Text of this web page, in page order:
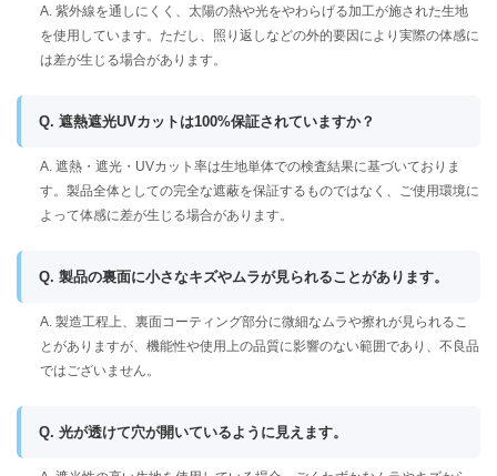
A. 紫外線を通しにくく、太陽の熱や光をやわらげる加工が施された生地
を使用しています。ただし、照り返しなどの外的要因により実際の体感に
は差が生じる場合があります。
Q. 遮熱遮光UVカットは100%保証されていますか？
A. 遮熱・遮光・UVカット率は生地単体での検査結果に基づいておりま
す。製品全体としての完全な遮蔽を保証するものではなく、ご使用環境に
よって体感に差が生じる場合があります。
Q. 製品の裏面に小さなキズやムラが見られることがあります。
A. 製造工程上、裏面コーティング部分に微細なムラや擦れが見られるこ
とがありますが、機能性や使用上の品質に影響のない範囲であり、不良品
ではございません。
Q. 光が透けて穴が開いているように見えます。